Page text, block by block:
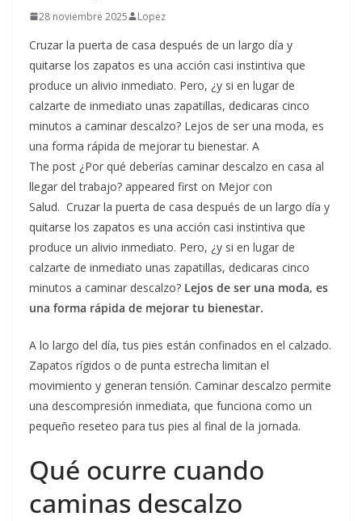
28 noviembre 2025 Lopez
Cruzar la puerta de casa después de un largo día y
quitarse los zapatos es una acción casi instintiva que
produce un alivio inmediato. Pero, ¿y si en lugar de
calzarte de inmediato unas zapatillas, dedicaras cinco
minutos a caminar descalzo? Lejos de ser una moda, es
una forma rápida de mejorar tu bienestar. A
The post ¿Por qué deberías caminar descalzo en casa al
llegar del trabajo? appeared first on Mejor con
Salud. Cruzar la puerta de casa después de un largo día y
quitarse los zapatos es una acción casi instintiva que
produce un alivio inmediato. Pero, ¿y si en lugar de
calzarte de inmediato unas zapatillas, dedicaras cinco
minutos a caminar descalzo? Lejos de ser una moda, es
una forma rápida de mejorar tu bienestar.
A lo largo del día, tus pies están confinados en el calzado.
Zapatos rígidos o de punta estrecha limitan el
movimiento y generan tensión. Caminar descalzo permite
una descompresión inmediata, que funciona como un
pequeño reseteo para tus pies al final de la jornada.
Qué ocurre cuando
caminas descalzo